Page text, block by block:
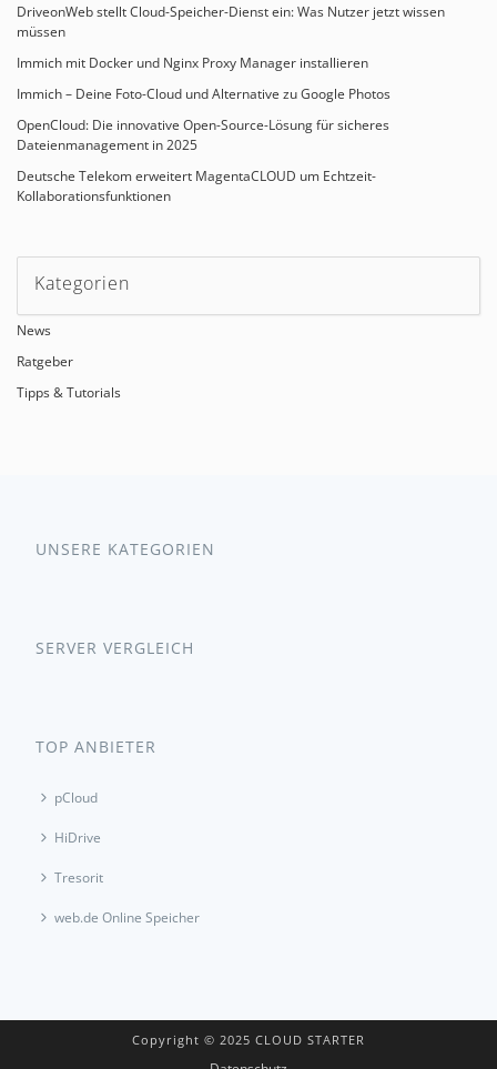
DriveonWeb stellt Cloud-Speicher-Dienst ein: Was Nutzer jetzt wissen
müssen
Immich mit Docker und Nginx Proxy Manager installieren
Immich – Deine Foto-Cloud und Alternative zu Google Photos
OpenCloud: Die innovative Open-Source-Lösung für sicheres
Dateienmanagement in 2025
Deutsche Telekom erweitert MagentaCLOUD um Echtzeit-
Kollaborationsfunktionen
Kategorien
News
Ratgeber
Tipps & Tutorials
UNSERE KATEGORIEN
SERVER VERGLEICH
TOP ANBIETER
pCloud
HiDrive
Tresorit
web.de Online Speicher
Copyright © 2025 CLOUD STARTER